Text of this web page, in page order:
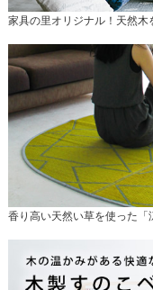
家具の里オリジナル！天然木
香り高い天然い草を使った「